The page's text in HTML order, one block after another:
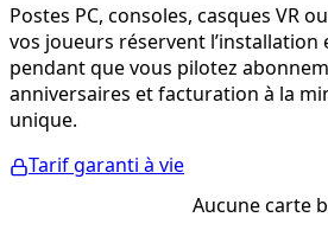
Postes PC, consoles, casques VR
vos joueurs réservent l’installation
pendant que vous pilotez
anniversaires et facturation à la
unique.
Tarif garanti à vie
Aucune carte